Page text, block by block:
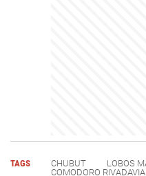
TAGS CHUBUT
LOBOS
COMODORO RIVADAVIA